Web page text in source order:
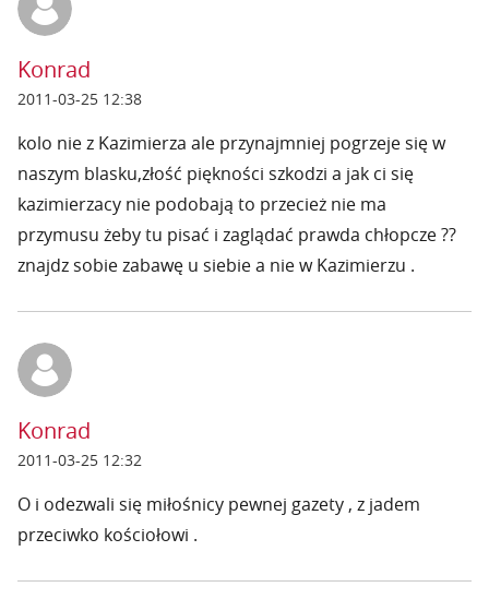
Konrad
2011-03-25 12:38
kolo nie z Kazimierza ale przynajmniej pogrzeje się w
naszym blasku,złość piękności szkodzi a jak ci się
kazimierzacy nie podobają to przecież nie ma
przymusu żeby tu pisać i zaglądać prawda chłopcze ??
znajdz sobie zabawę u siebie a nie w Kazimierzu .
Konrad
2011-03-25 12:32
O i odezwali się miłośnicy pewnej gazety , z jadem
przeciwko kościołowi .